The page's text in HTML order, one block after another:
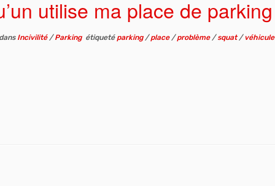
utilise ma place de parking
Incivilité /Parking étiqueté parking /place /problème /squat/véhicule